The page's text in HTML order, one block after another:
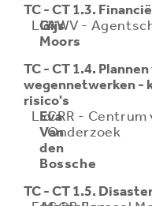
TC - CT 1.3.
Lid
Gijs
Moors
AWV -
TC - CT 1.4.
wegennetwerken -
risico's
Lid
Eva
Van
den
Bossche
CRR -
Onderzoek
TC - CT 1.5.